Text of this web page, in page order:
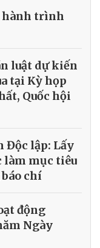
trình
luật dự kiến
tại Kỳ họp
Quốc hội
Độc lập: Lấy
làm mục tiêu
chí
động
Ngày